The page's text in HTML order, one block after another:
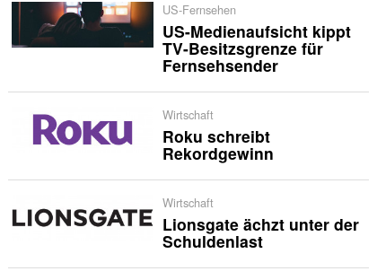
US-Fernsehen
US-Medienaufsicht kippt
TV-Besitzsgrenze für
Fernsehsender
Wirtschaft
Roku schreibt
Rekordgewinn
Wirtschaft
Lionsgate ächzt unter der
Schuldenlast